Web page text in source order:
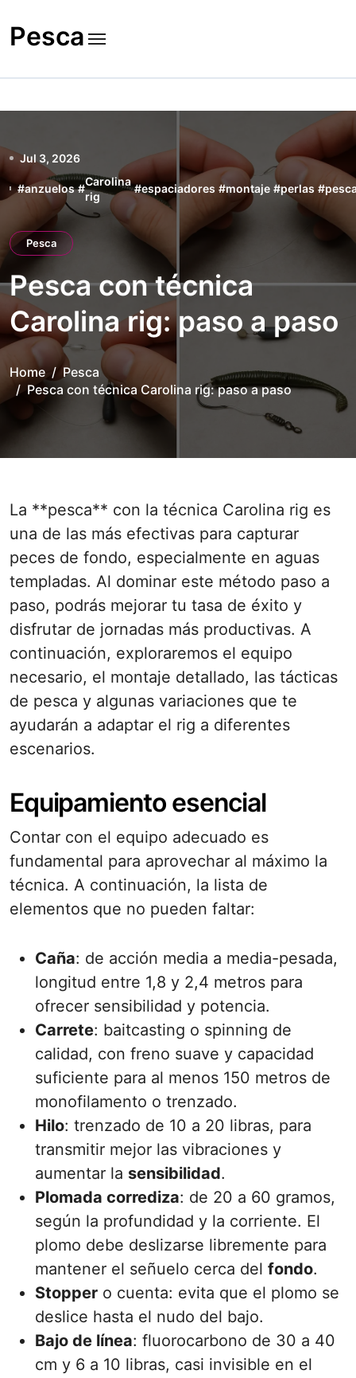
to
content
Pesca
Jul 3, 2026
#anzuelos #
Carolina
rig
#espaciadores #montaje #perlas #
Pesca
Pesca con técnica
Carolina rig: paso a paso
Home
Pesca
Pesca con técnica Carolina rig: paso a paso
La **pesca** con la técnica Carolina rig es
una de las más efectivas para capturar
peces de fondo, especialmente en aguas
templadas. Al dominar este método paso a
paso, podrás mejorar tu tasa de éxito y
disfrutar de jornadas más productivas. A
continuación, exploraremos el equipo
necesario, el montaje detallado, las tácticas
de pesca y algunas variaciones que te
ayudarán a adaptar el rig a diferentes
escenarios.
Equipamiento esencial
Contar con el equipo adecuado es
fundamental para aprovechar al máximo la
técnica. A continuación, la lista de
elementos que no pueden faltar:
Caña: de acción media a media-pesada,
longitud entre 1,8 y 2,4 metros para
ofrecer sensibilidad y potencia.
Carrete: baitcasting o spinning de
calidad, con freno suave y capacidad
suficiente para al menos 150 metros de
monofilamento o trenzado.
Hilo: trenzado de 10 a 20 libras, para
transmitir mejor las vibraciones y
aumentar la sensibilidad.
Plomada corrediza: de 20 a 60 gramos,
según la profundidad y la corriente. El
plomo debe deslizarse libremente para
mantener el señuelo cerca del fondo.
Stopper o cuenta: evita que el plomo se
deslice hasta el nudo del bajo.
Bajo de línea: fluorocarbono de 30 a 40
cm y 6 a 10 libras, casi invisible en el